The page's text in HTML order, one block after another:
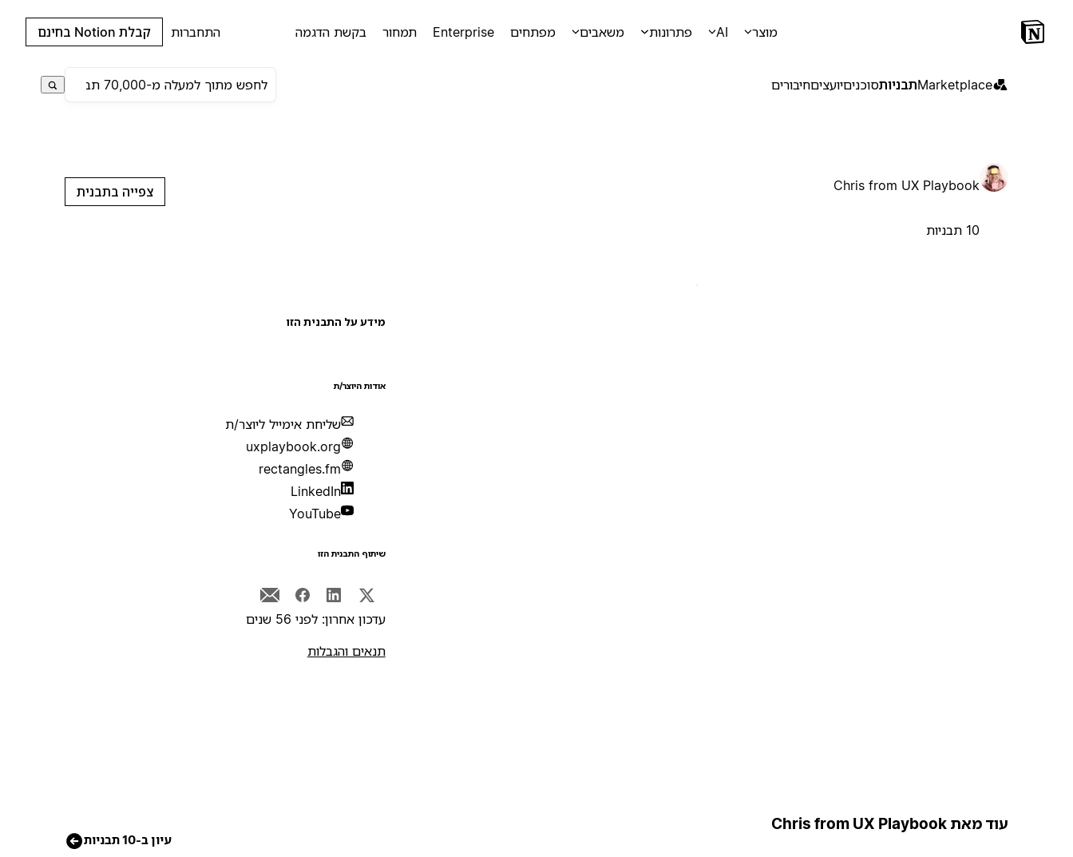
מוצר AI פתרונות משאבים מפתחים Enterprise תמחור בקשת הדגמה התחברות קבלת Notion בחינם
Marketplaceתבניותסוכניםיועציםחיבורים
Chris from UX Playbook
10 תבניות
צפייה בתבנית
מידע על התבנית הזו
אודות היוצר/ת
שליחת אימייל ליוצר/ת
uxplaybook.org
rectangles.fm
LinkedIn
YouTube
שיתוף התבנית הזו
עדכון אחרון: לפני 56 שנים
תנאים והגבלות
עוד מאת Chris from UX Playbook
עיון ב-10 תבניות